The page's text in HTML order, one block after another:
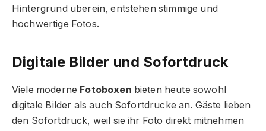
Hintergrund überein, entstehen stimmige und
hochwertige Fotos.
Digitale Bilder und Sofortdruck
Viele moderne Fotoboxen bieten heute sowohl
digitale Bilder als auch Sofortdrucke an. Gäste lieben
den Sofortdruck, weil sie ihr Foto direkt mitnehmen